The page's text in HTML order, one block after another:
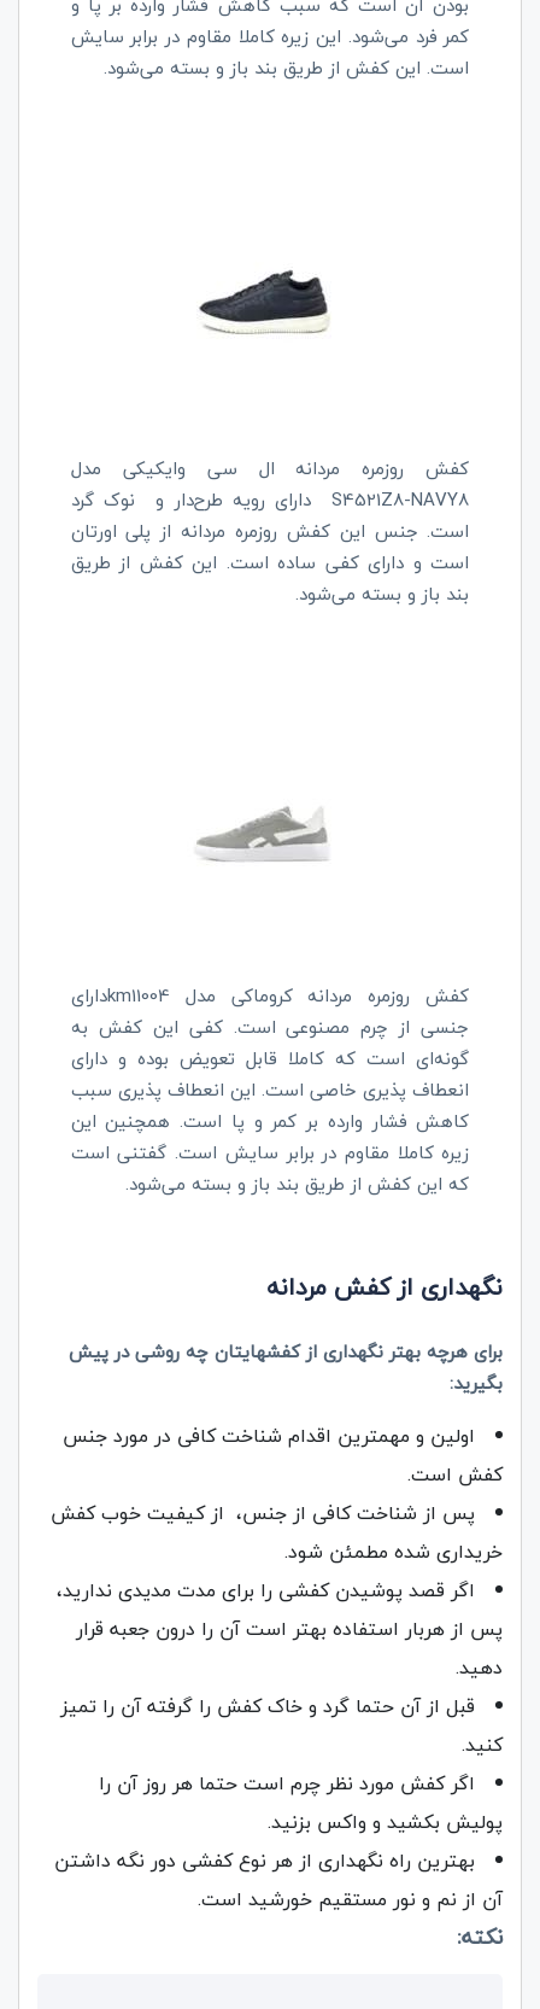
کمر فرد می‌شود. این زیره کاملا مقاوم در برابر سایش
است. این کفش از طریق بند باز و بسته می‌شود.
کفش روزمره مردانه ال سی وایکیکی مدل
8
S4521Z8-NAVY دارای رویه طرح‌دار و
نوک گرد
است. جنس این کفش روزمره مردانه از پلی اورتان
است و دارای کفی ساده است. این کفش از طریق
بند باز و بسته می‌شود.
کفش روزمره مردانه کروماکی مدل
دارای
جنسی از چرم مصنوعی است. کفی این کفش به
گونه‌ای است که کاملا قابل تعویض بوده و دارای
انعطاف پذیری خاصی است. این انعطاف پذیری سبب
کاهش فشار وارده بر کمر و پا است. همچنین این
زیره کاملا مقاوم در برابر سایش است. گفتنی است
که این کفش از طریق بند باز و بسته می‌شود.
نگهداری از کفش مردانه
برای هرچه بهتر نگهداری از کفشهایتان چه روشی در پیش
بگیرید:
اولین و مهمترین اقدام شناخت کافی در مورد جنس
کفش است.
پس از شناخت کافی از جنس، از کیفیت خوب کفش
خریداری شده مطمئن شود.
اگر قصد پوشیدن کفشی را برای مدت مدیدی ندارید،
پس از هربار استفاده بهتر است آن را درون جعبه قرار
دهید.
قبل از آن حتما گرد و خاک کفش را گرفته آن را تمیز
کنید.
اگر کفش مورد نظر چرم است حتما هر روز آن را
پولیش بکشید و واکس بزنید.
بهترین راه نگهداری از هر نوع کفشی دور نگه داشتن
آن از نم و نور مستقیم خورشید است.
نکته: